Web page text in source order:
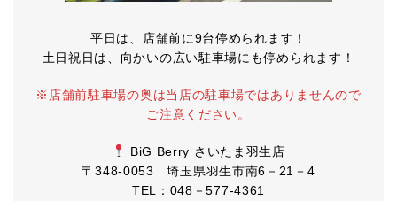
平日は、店舗前に9台停められます！
土日祝日は、向かいの広い駐車場にも停められます！
※店舗前駐車場の奥は当店の駐車場ではありませんので
ご注意ください。
BiG Berry さいたま羽生店
〒348-0053 埼玉県羽生市南6－21－4
TEL：048－577-4361